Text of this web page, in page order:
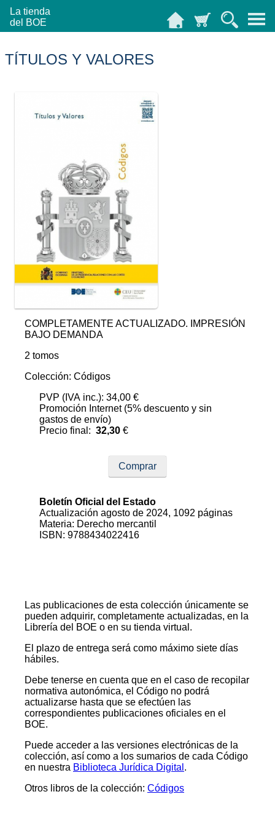
La tienda
del BOE
TÍTULOS Y VALORES
COMPLETAMENTE ACTUALIZADO. IMPRESIÓN
BAJO DEMANDA
2 tomos
Colección: Códigos
PVP (IVA inc.): 34,00 €
Promoción Internet (5% descuento y sin
gastos de envío)
Precio final: 32,30 €
Comprar
Boletín Oficial del Estado
Actualización agosto de 2024, 1092 páginas
Materia: Derecho mercantil
ISBN: 9788434022416
Las publicaciones de esta colección únicamente se
pueden adquirir, completamente actualizadas, en la
Librería del BOE o en su tienda virtual.
El plazo de entrega será como máximo siete días
hábiles.
Debe tenerse en cuenta que en el caso de recopilar
normativa autonómica, el Código no podrá
actualizarse hasta que se efectúen las
correspondientes publicaciones oficiales en el
BOE.
Puede acceder a las versiones electrónicas de la
colección, así como a los sumarios de cada Código
en nuestra Biblioteca Jurídica Digital .
Otros libros de la colección: Códigos